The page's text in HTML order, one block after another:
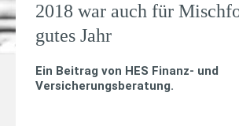
2018 war auch für
gutes Jahr
Ein Beitrag von HES Finanz- und
Versicherungsberatung.